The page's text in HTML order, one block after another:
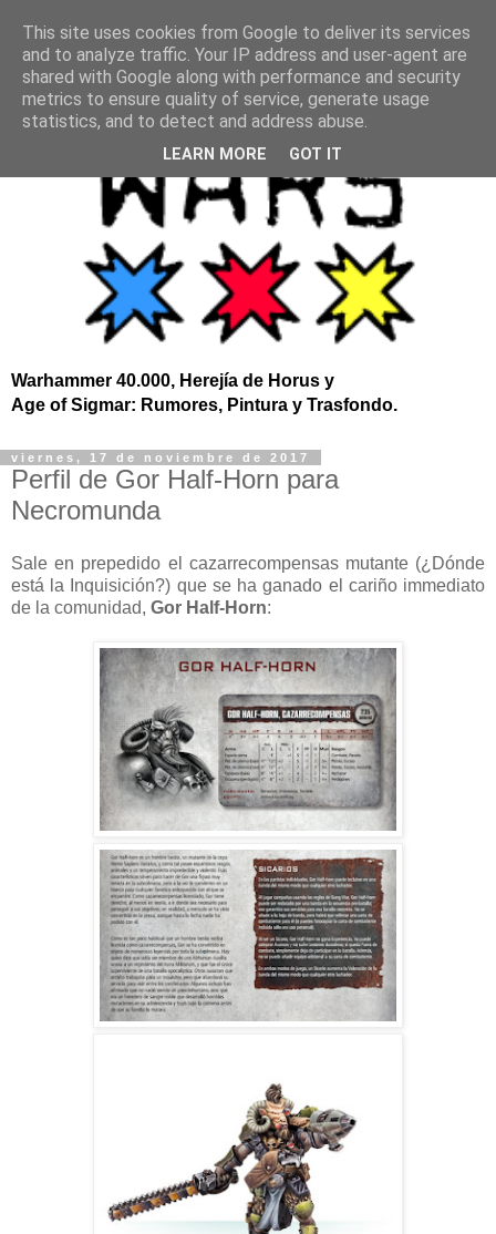
Warhammer 40.000, Herejía de Horus y
Age of Sigmar: Rumores, Pintura y Trasfondo.
viernes, 17 de noviembre de 2017
Perfil de Gor Half-Horn para
Necromunda
Sale en prepedido el cazarrecompensas mutante (¿Dónde
está la Inquisición?) que se ha ganado el cariño immediato
de la comunidad, Gor Half-Horn:
This site uses cookies from Google to deliver its services
and to analyze traffic. Your IP address and user-agent are
shared with Google along with performance and security
metrics to ensure quality of service, generate usage
statistics, and to detect and address abuse.
LEARN MORE GOT IT